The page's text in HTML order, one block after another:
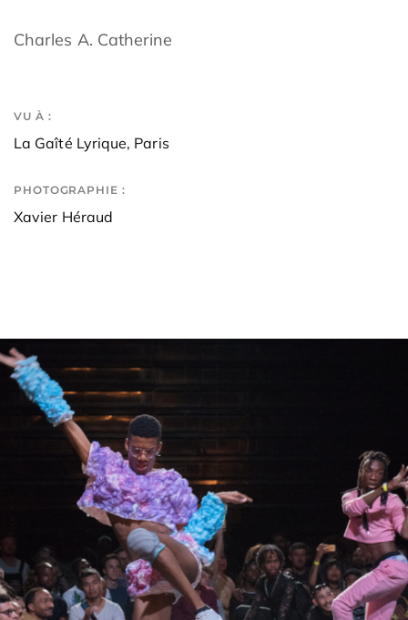
Charles A. Catherine
VU À :
La Gaîté Lyrique, Paris
PHOTOGRAPHIE :
Xavier Héraud